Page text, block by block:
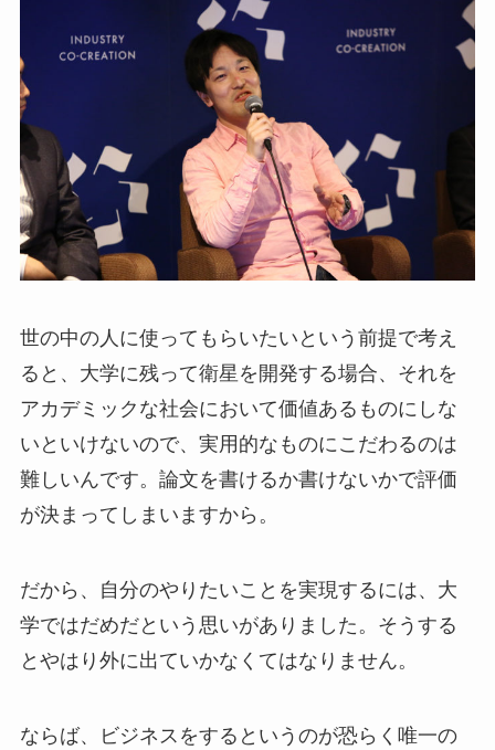
世の中の人に使ってもらいたいという前提で考え
ると、大学に残って衛星を開発する場合、それを
アカデミックな社会において価値あるものにしな
いといけないので、実用的なものにこだわるのは
難しいんです。論文を書けるか書けないかで評価
が決まってしまいますから。
だから、自分のやりたいことを実現するには、大
学ではだめだという思いがありました。そうする
とやはり外に出ていかなくてはなりません。
ならば、ビジネスをするというのが恐らく唯一の